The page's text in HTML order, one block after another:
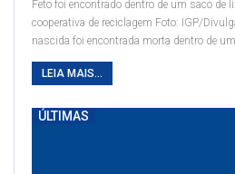
Feto foi encontrado dentro de um saco de
cooperativa de reciclagem Foto: IGP/
nascida foi encontrada morta dentro de
LEIA MAIS...
ÚLTIMAS